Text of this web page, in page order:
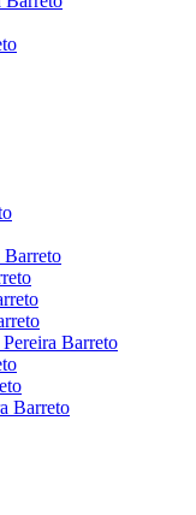
Barreto
Pereira Barreto
Barreto